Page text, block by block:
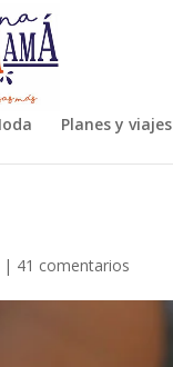
Planes y viajes
| 41 comentarios